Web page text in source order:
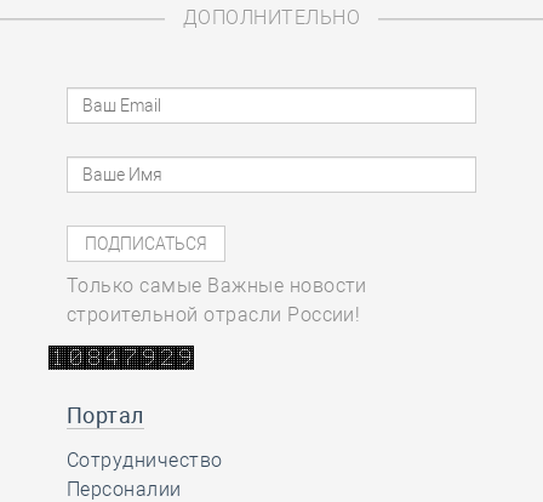
ДОПОЛНИТЕЛЬНО
Только самые Важные новости
строительной отрасли России!
Портал
Сотрудничество
Персоналии